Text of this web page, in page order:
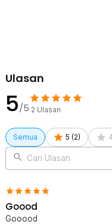
Ulasan
5/5 2 Ulasan
Semua 5 (2) 4
Cari Ulasan
Goood
Gooood